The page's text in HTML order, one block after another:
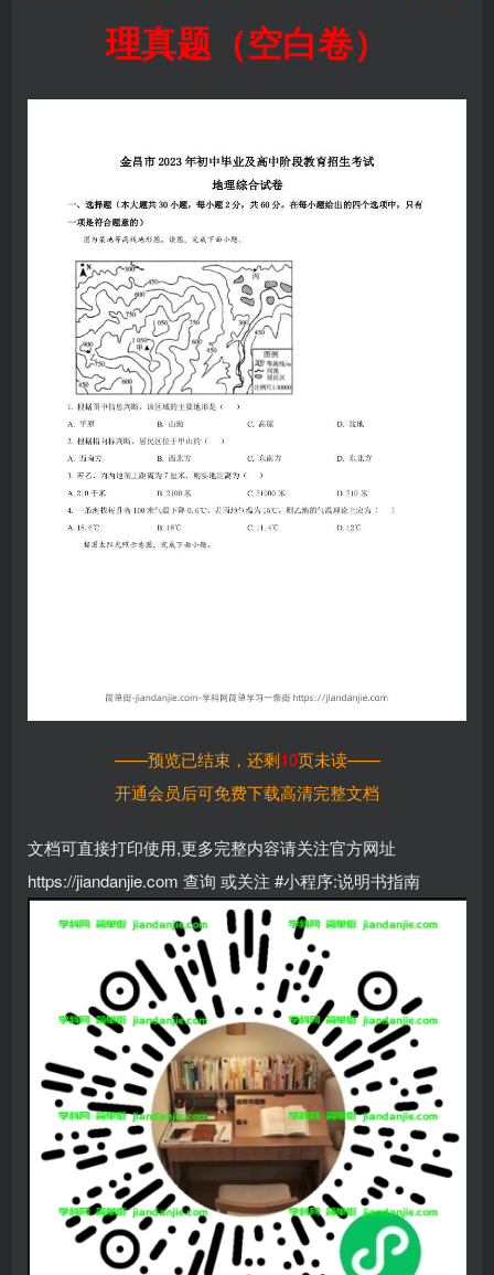
理真题（空白卷）
——预览已结束，还剩10页未读——
开通会员后可免费下载高清完整文档
文档可直接打印使用,更多完整内容请关注官方网址
https://jiandanjie.com 查询 或关注 #小程序:说明书指南